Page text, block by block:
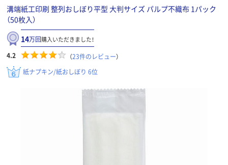
溝端紙工印刷 整列おしぼり平型 大判サイズ パルプ不織布 1パック
（50枚入）
14万回購入いただきました！
4.2 （23件のレビュー）
紙ナプキン/紙おしぼり 6位